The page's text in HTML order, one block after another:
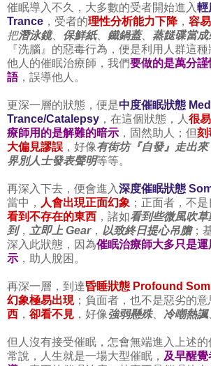
催眠導入不久，大多數的受者開始進入輕
Trance ，受者的理性分析能力下降， 容
把潛泳鏡、 保鮮紙、 鐵鍋蓋、 蒸餸碟當成
『洗腦』的惡毒行為，便是利用人群這
他人的催眠治療師，我們要做的是萬分謹
語，誤導他人。
更深一層的狀態，便是中度催眠狀態
Trance/Catalepsy ，在這個狀態，人 很
療師用的是解難的暗示 ，固然助人；但刻
大偏見謬誤 ，好像有街坊『自發』走出來
界別人士發表聲明等等。
再深入下去，便會進入深度催眠狀態
當中， 人會出現正面幻象 ；正面者，不
看到不存在的東西 ，諸如看到些微風吹草
到， 立即上 Gear， 以致終日提心吊膽；
深入此狀態，因為催眠治療師大多只是
示 ，助人脫困。
再深一層，到達昏睡狀態 Profound
幻象極易出現；負面者，也不是惡劣的意
西 ， 卻看不見 ，好像強弱懸殊、 冷嘲熱諷
但人沒有接受催眠，怎會無端進入上述
常說，人生就是一場大型催眠， 及早醒覺